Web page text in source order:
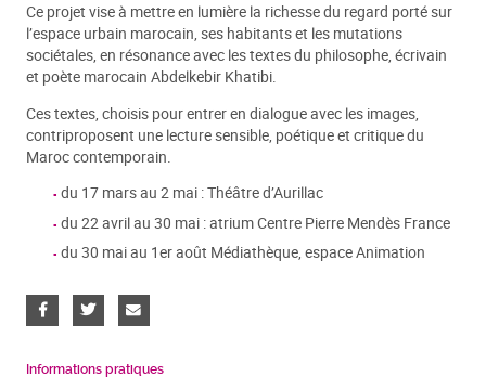
Ce projet vise à mettre en lumière la richesse du regard porté sur
l’espace urbain marocain, ses habitants et les mutations
sociétales, en résonance avec les textes du philosophe, écrivain
et poète marocain Abdelkebir Khatibi.
Ces textes, choisis pour entrer en dialogue avec les images,
contriproposent une lecture sensible, poétique et critique du
Maroc contemporain.
du 17 mars au 2 mai : Théâtre d’Aurillac
du 22 avril au 30 mai : atrium Centre Pierre Mendès France
du 30 mai au 1er août Médiathèque, espace Animation
Informations pratiques